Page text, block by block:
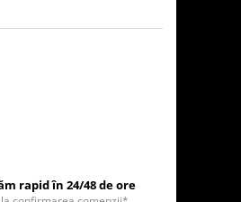
rapid în 24/48 de ore